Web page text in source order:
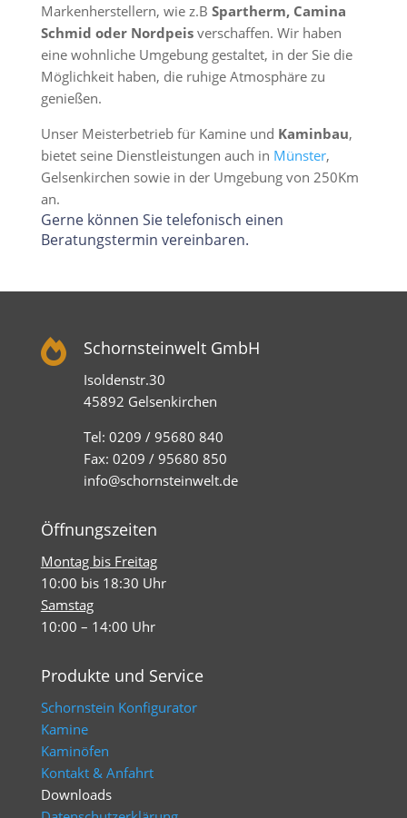
Markenherstellern, wie z.B Spartherm, Camina
Schmid oder Nordpeisverschaffen. Wir haben
eine wohnliche Umgebung gestaltet, in der Sie die
Möglichkeit haben, die ruhige Atmosphäre zu
genießen.
Unser Meisterbetrieb für Kamine und Kaminbau,
bietet seine Dienstleistungen auch in Münster,
Gelsenkirchen sowie in der Umgebung von 250Km
an.
Gerne können Sie telefonisch einen
Beratungstermin vereinbaren.
 Schornsteinwelt GmbH
Isoldenstr.30
45892 Gelsenkirchen
Tel: 0209 / 95680 840
Fax: 0209 / 95680 850
info@schornsteinwelt.de
Öffnungszeiten
Montag bis Freitag
10:00 bis 18:30 Uhr
Samstag
10:00 – 14:00 Uhr
Produkte und Service
Schornstein Konfigurator
Kamine
Kaminöfen
Kontakt & Anfahrt
Downloads